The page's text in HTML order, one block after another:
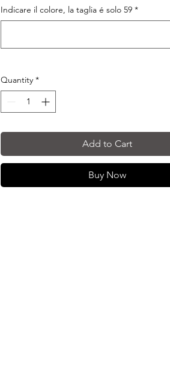
Indicare il colore, la taglia é solo 59 *
Quantity *
Add to Cart
Buy Now